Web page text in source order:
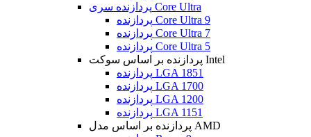
پردازنده سری Core Ultra
پردازنده Core Ultra 9
پردازنده Core Ultra 7
پردازنده Core Ultra 5
پردازنده بر اساس سوکت Intel
پردازنده LGA 1851
پردازنده LGA 1700
پردازنده LGA 1200
پردازنده LGA 1151
پردازنده بر اساس مدل AMD